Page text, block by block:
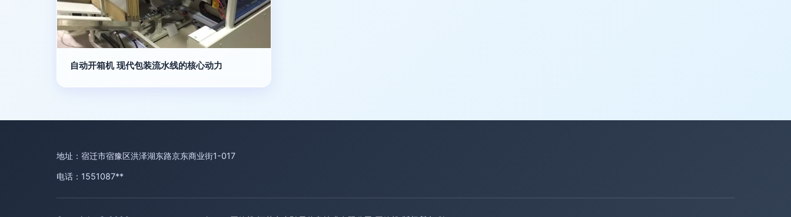
自动开箱机 现代包装流水线的核心动力
地址：宿迁市宿豫区洪泽湖东路京东商业街1-017
电话：1551087**